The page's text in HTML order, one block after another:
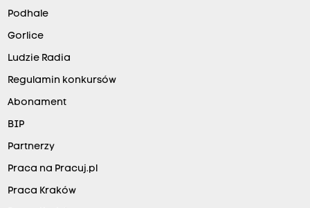
Podhale
Gorlice
Ludzie Radia
Regulamin konkursów
Abonament
BIP
Partnerzy
Praca na Pracuj.pl
Praca Kraków